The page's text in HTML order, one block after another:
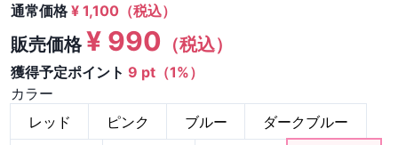
通常価格¥ 1,100 （税込）
販売価格¥ 990 （税込）
獲得予定ポイント 9 pt（1%）
カラー
レッド
ピンク ブルー
ダークブルー